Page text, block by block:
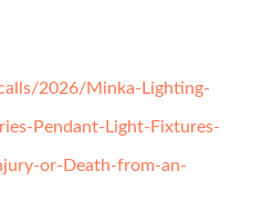
2026/Minka-Lighting-
Pendant-Light-Fixtures-
or-Death-from-an-